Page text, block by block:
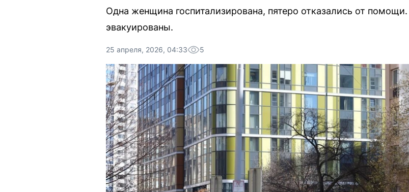
Одна женщина госпитализирована, пятеро отказались от
эвакуированы.
25 апреля, 2026, 04:33 5